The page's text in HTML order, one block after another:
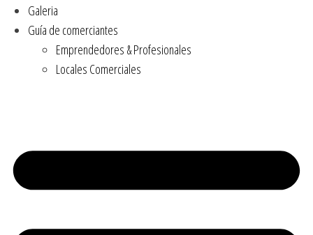
Galeria
Guía de comerciantes
Emprendedores & Profesionales
Locales Comerciales